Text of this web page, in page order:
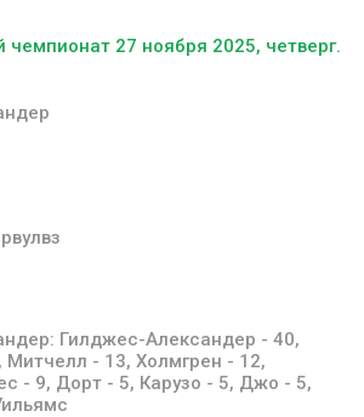
27 ноября 2025, четверг.
Гилджес-Александер - 40,
Митчелл - 13, Холмгрен - 12,
- 9, Дорт - 5, Карузо - 5, Джо - 5,